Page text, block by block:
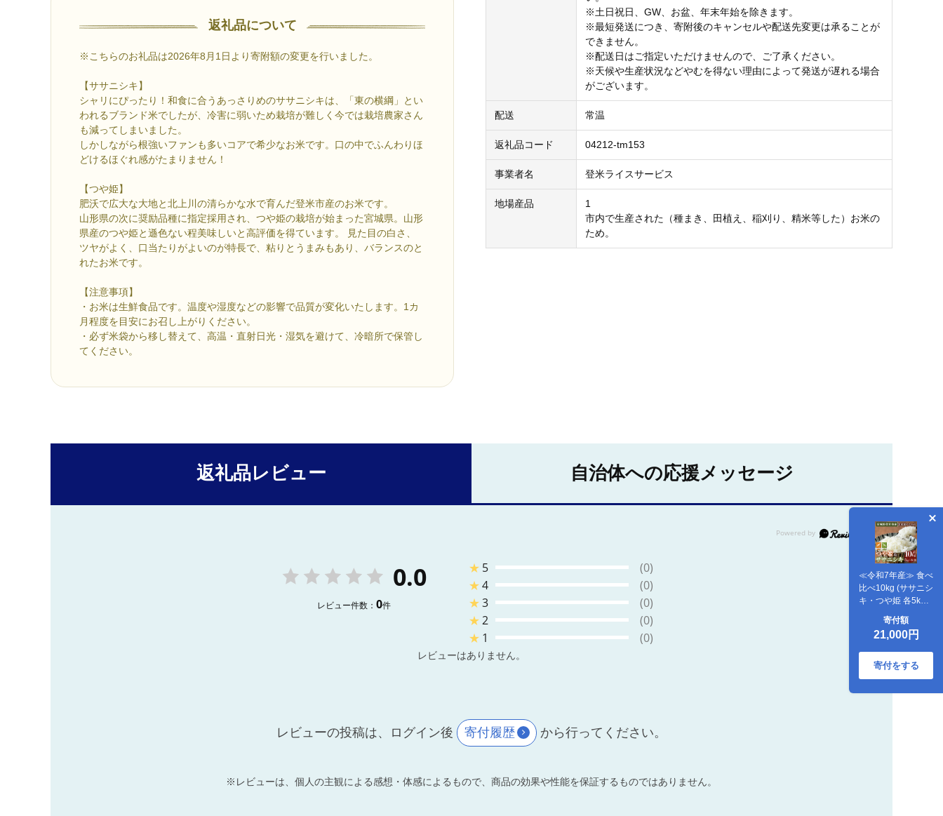
返礼品について
※こちらのお礼品は2026年8月1日より寄附額の変更を行いました。
【ササニシキ】
シャリにぴったり！和食に合うあっさりめのササニシキは、「東の横綱」とい
われるブランド米でしたが、冷害に弱いため栽培が難しく今では栽培農家さん
も減ってしまいました。
しかしながら根強いファンも多いコアで希少なお米です。口の中でふんわりほ
どけるほぐれ感がたまりません！
【つや姫】
肥沃で広大な大地と北上川の清らかな水で育んだ登米市産のお米です。
山形県の次に奨励品種に指定採用され、つや姫の栽培が始まった宮城県。山形
県産のつや姫と遜色ない程美味しいと高評価を得ています。 見た目の白さ、
ツヤがよく、口当たりがよいのが特長で、粘りとうまみもあり、バランスのと
れたお米です。
【注意事項】
・お米は生鮮食品です。温度や湿度などの影響で品質が変化いたします。1カ
月程度を目安にお召し上がりください。
・必ず米袋から移し替えて、高温・直射日光・湿気を避けて、冷暗所で保管し
てください。
≪令和7年産≫ 食べ
比べ10kg (ササニシ
キ・つや姫 各5kg)
め 米 コメ 白米 ご
飯 ごはん おにぎり
お弁当 【登米ライ
スサービス株式会
社】tm153
寄付額
21,000円
寄付をする
※土日祝日、GW、お盆、年末年始を除きます。
※最短発送につき、寄附後のキャンセルや配送先変更は承ることが
できません。
※配送日はご指定いただけませんので、ご了承ください。
※天候や生産状況などやむを得ない理由によって発送が遅れる場合
がございます。
配送 常温
返礼品コード 04212-tm153
事業者名 登米ライスサービス
地場産品
1
市内で生産された（種まき、田植え、稲刈り、精米等した）お米の
ため。
返礼品レビュー 自治体への応援メッセージ
0.0
レビュー件数： 0件
★ 5
(0)
★4
(0)
★3
(0)
★2
(0)
★ 1 (0)
レビューはありません。
レビューの投稿は、ログイン後 寄付履歴 から行ってください。
※レビューは、個人の主観による感想・体感によるもので、商品の効果や性能を保証するものではありません。